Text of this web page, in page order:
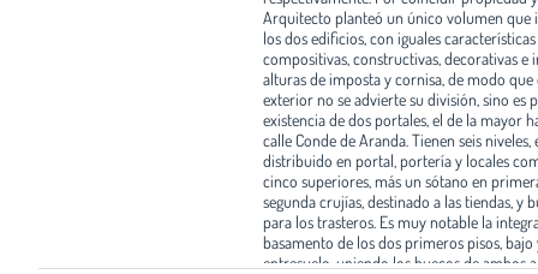
Arquitecto planteó un único volumen que
los dos edificios, con iguales características
compositivas, constructivas, decorativas e
alturas de imposta y cornisa, de modo que
exterior no se advierte su división, sino es
existencia de dos portales, el de la mayor
calle Conde de Aranda. Tienen seis
distribuido en portal, portería y locales
cinco superiores, más un sótano en
segunda crujías, destinado a las tiendas, y
para los trasteros. Es muy notable la
basamento de los dos primeros pisos, bajo
entresuelo, uniendo los huecos de ambos